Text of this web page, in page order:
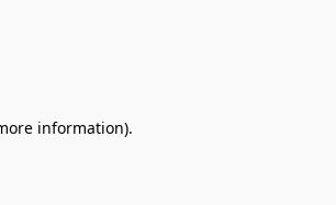
information).